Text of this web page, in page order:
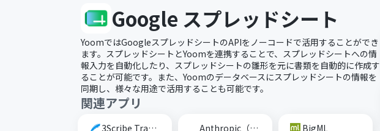
Google スプレッドシート
YoomではGoogleスプレッドシートのAPIをノーコードで活用することができ
ます。スプレッドシートとYoomを連携することで、スプレッドシートへの情
報入力を自動化したり、スプレッドシートの雛形を元に書類を自動的に作成す
ることが可能です。また、Yoomのデータベースにスプレッドシートの情報を
同期し、様々な用途で活用することも可能です。
関連アプリ
3Scribe Transcription Anthropic（Claude） BigML